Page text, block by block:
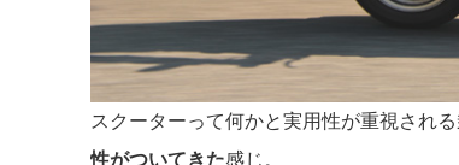
スクーターって何かと実用性が重視され
性がついてきた感じ。